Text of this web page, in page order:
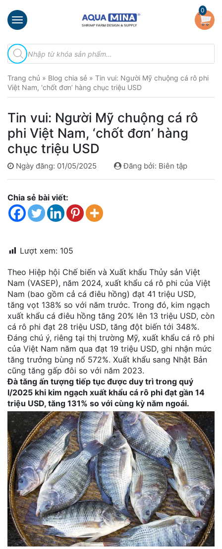
×
chủ
thiệu
Sản
Đầu
Phun
Vi
Bọt
Khí
Ventek
Hướng
dẫn
lắp
Quy
Blog
chia
sẻ
Liên
hệ
0
Tìm
kiếm
sản
Trang chủ » Blog chia sẻ » Tin vui: Người Mỹ chuộng cá rô phi
Việt Nam, ‘chốt đơn’ hàng chục triệu USD
Tin vui: Người Mỹ chuộng cá rô
phi Việt Nam, ‘chốt đơn’ hàng
chục triệu USD
Ngày đăng: 01/05/2025 Đăng bởi: Biên tập
Chia sẻ bài viết:
Lượt xem: 105
Theo Hiệp hội Chế biến và Xuất khẩu Thủy sản Việt
Nam (VASEP), năm 2024, xuất khẩu cá rô phi của Việt
Nam (bao gồm cả cá điêu hồng) đạt 41 triệu USD,
tăng vọt 138% so với năm trước. Trong đó, kim ngạch
xuất khẩu cá điêu hồng tăng 20% lên 13 triệu USD, còn
cá rô phi đạt 28 triệu USD, tăng đột biến tới 348%.
Đáng chú ý, riêng tại thị trường Mỹ, xuất khẩu cá rô phi
của Việt Nam năm qua đạt 19 triệu USD, ghi nhận mức
tăng trưởng bùng nổ 572%. Xuất khẩu sang Nhật Bản
cũng tăng gấp đôi so với năm 2023.
Đà tăng ấn tượng tiếp tục được duy trì trong quý
I/2025 khi kim ngạch xuất khẩu cá rô phi đạt gần 14
triệu USD, tăng 131% so với cùng kỳ năm ngoái.